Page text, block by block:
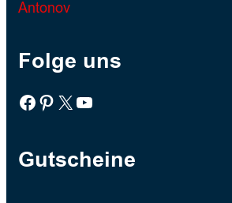
Antonov
Folge uns
Facebook Pinterest X YouTube
Gutscheine